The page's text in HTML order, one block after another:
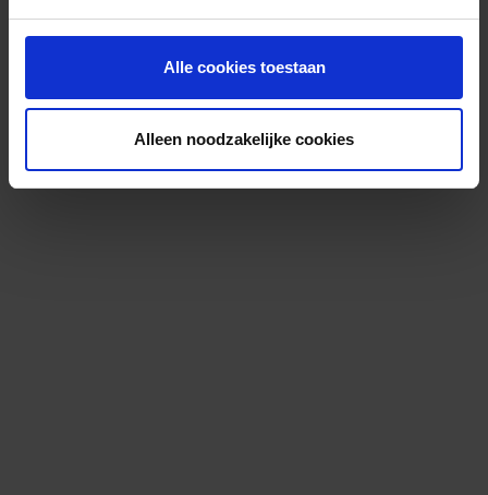
Alle cookies toestaan
Alleen noodzakelijke cookies